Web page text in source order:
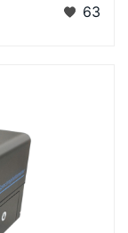
63